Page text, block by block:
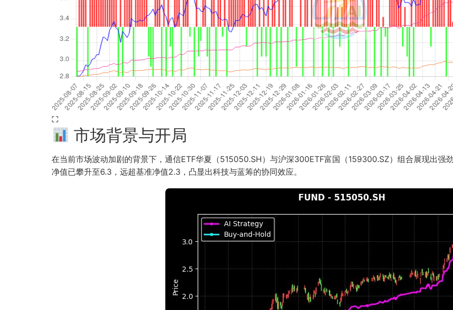
⛶
市场背景与开局
在当前市场波动加剧的背景下，通信ETF华夏（515050.SH）与沪深300ETF富国（159300.SZ）组合展现出强
净值已攀升至6.3，远超基准净值2.3，凸显出科技与蓝筹的协同效应。